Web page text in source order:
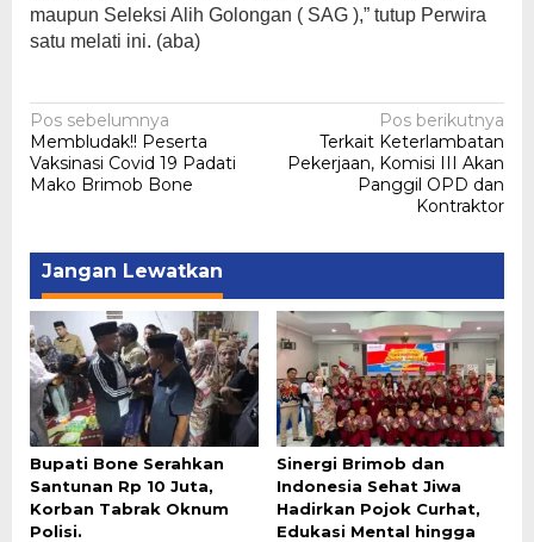
maupun Seleksi Alih Golongan ( SAG ),” tutup Perwira
satu melati ini. (aba)
Navigasi
pos
Pos sebelumnya
Membludak!! Peserta
Vaksinasi Covid 19 Padati
Mako Brimob Bone
Pos berikutnya
Terkait Keterlambatan
Pekerjaan, Komisi III Akan
Panggil OPD dan
Kontraktor
Jangan Lewatkan
Bupati Bone Serahkan
Santunan Rp 10 Juta,
Korban Tabrak Oknum
Polisi.
Sinergi Brimob dan
Indonesia Sehat Jiwa
Hadirkan Pojok Curhat,
Edukasi Mental hingga